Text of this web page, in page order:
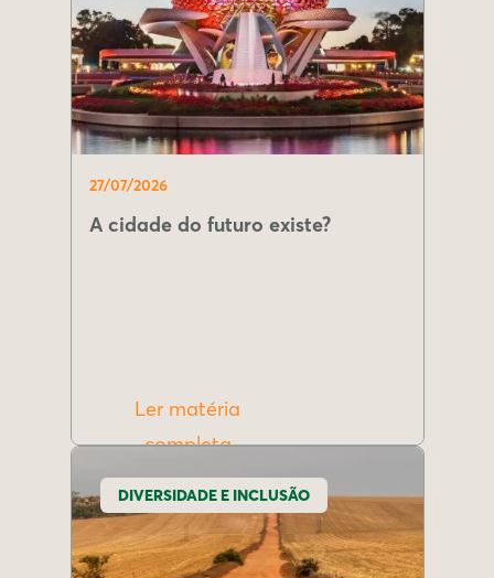
27/07/2026
A cidade do futuro existe?
Ler matéria
completa
DIVERSIDADE E INCLUSÃO